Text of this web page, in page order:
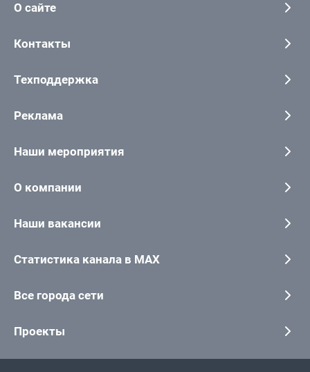
О сайте
Контакты
Техподдержка
Реклама
Наши мероприятия
О компании
Наши вакансии
Статистика канала в MAX
Все города сети
Проекты